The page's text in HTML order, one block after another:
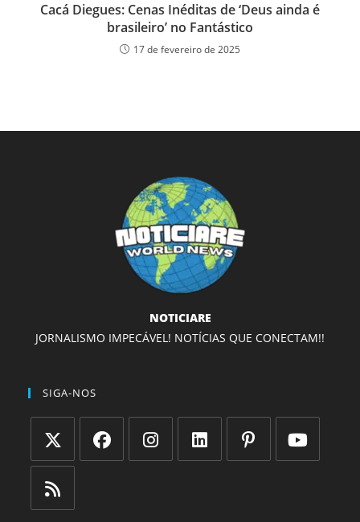
Cacá Diegues: Cenas Inéditas de ‘Deus ainda é
brasileiro’ no Fantástico
17 de fevereiro de 2025
NOTICIARE
JORNALISMO IMPECÁVEL! NOTÍCIAS QUE CONECTAM!!
SIGA-NOS
Abre
em
uma